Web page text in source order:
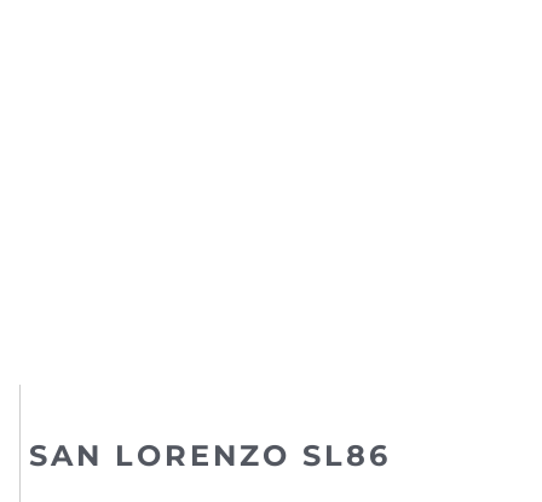
SAN LORENZO SL86